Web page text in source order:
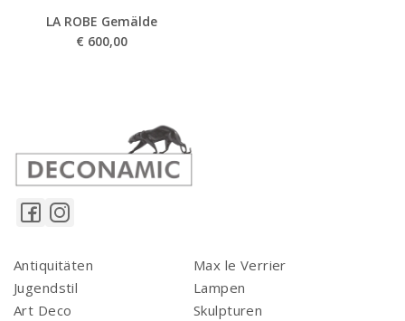
LA ROBE Gemälde
€ 600,00
Antiquitäten
Jugendstil
Art Deco
Max le Verrier
Lampen
Skulpturen